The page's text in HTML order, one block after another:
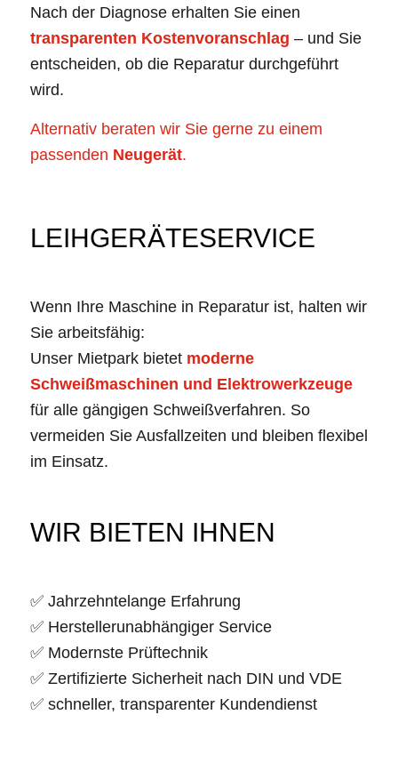
Nach der Diagnose erhalten Sie einen
transparenten Kostenvoranschlag – und Sie
entscheiden, ob die Reparatur durchgeführt
wird.
Alternativ beraten wir Sie gerne zu einem
passenden Neugerät.
LEIHGERÄTESERVICE
Wenn Ihre Maschine in Reparatur ist, halten wir
Sie arbeitsfähig:
Unser Mietpark bietet moderne
Schweißmaschinen und Elektrowerkzeuge
für alle gängigen Schweißverfahren. So
vermeiden Sie Ausfallzeiten und bleiben flexibel
im Einsatz.
WIR BIETEN IHNEN
✅ Jahrzehntelange Erfahrung
✅ Herstellerunabhängiger Service
✅ Modernste Prüftechnik
✅ Zertifizierte Sicherheit nach DIN und VDE
✅ schneller, transparenter Kundendienst